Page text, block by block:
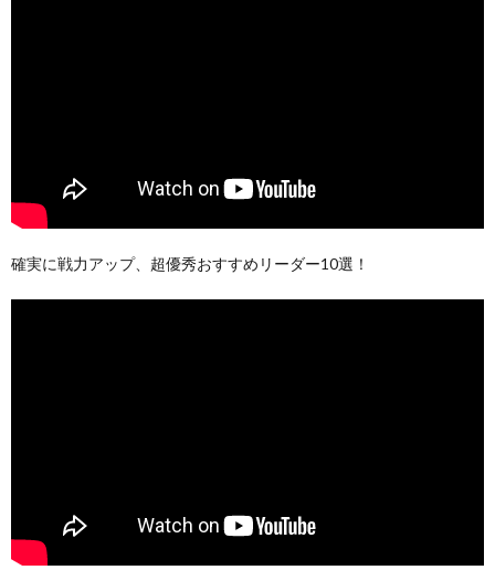
確実に戦力アップ、超優秀おすすめリーダー10選！